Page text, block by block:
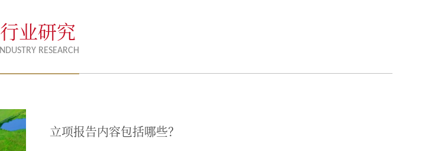
行业研究
INDUSTRY RESEARCH
立项报告内容包括哪些？